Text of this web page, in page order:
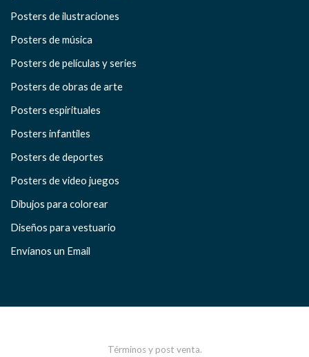
Posters de ilustraciones
Posters de música
Posters de películas y series
Posters de obras de arte
Posters espirituales
Posters infantiles
Posters de deportes
Posters de video juegos
Dibujos para colorear
Diseños para vestuario
Envíanos un Email
Términos y post venta.